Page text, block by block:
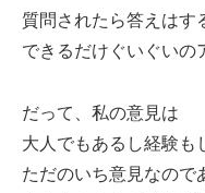
質問されたら答えはす
できるだけぐいぐいの
だって、私の意見は
大人でもあるし経験も
ただのいち意見なので